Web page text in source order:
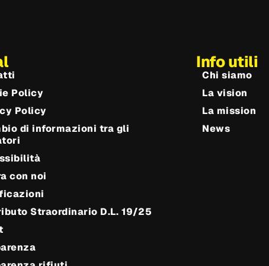
Policy
Policy
di informazioni tra gli
con noi
Straordinario D.L. 19/25
Info utili
Chi siamo
La vision
La mission
News